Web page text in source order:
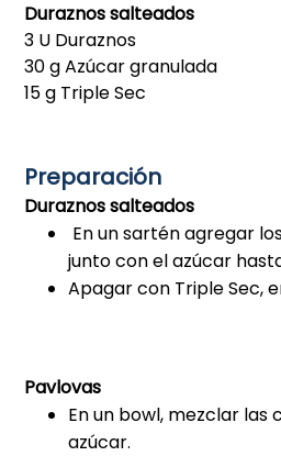
Duraznos salteados
3 U Duraznos
30 g Azúcar granulada
15 g Triple Sec
Preparación
Duraznos salteados
En un sartén agregar
junto con el azúcar
Apagar con Triple Sec,
Pavlovas
En un bowl, mezclar las
azúcar.